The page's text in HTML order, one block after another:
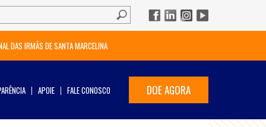
DAS IRMÃS DE SANTA MARCELINA
DOE AGORA
APOIE FALE CONOSCO